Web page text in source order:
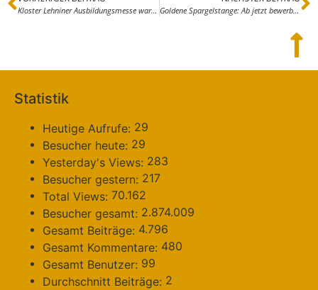
Kloster Lehniner Ausbildungsmesse war voller Erfolg Goldene Spargelstange: Ab jetzt bewerben!
Statistik
Heutige Aufrufe: 29
Besucher heute: 29
Yesterday's Views: 283
Besucher gestern: 217
Total Views: 70.162
Besucher gesamt: 2.874.009
Gesamt Beiträge: 4.796
Gesamt Kommentare: 480
Gesamt Benutzer: 99
Durchschnitt Beiträge: 2